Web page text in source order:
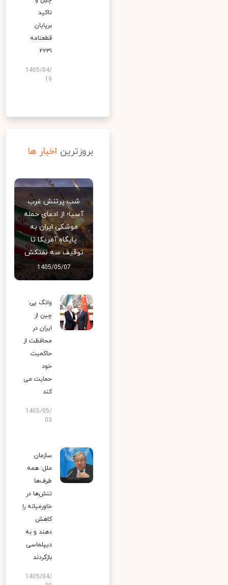
تاکید
برپایان
قطعنامه
۲۲۳۱
1405/04/
19
بروزترین اخبار ها
شب پرتنش غرب
آسیا؛ از ادعای حمله
موشکی ایران به
پایگاه آمریکا تا
توقیف سه نفتکش
1405/05/07
وانگ یی:
چین از
ایران در
محافظت از
حاکمیت
خود
حمایت می
کند
1405/05/
03
سازمان
ملل: همه
طرف‌ها
تنش‌ها در
خاورمیانه را
کاهش
دهند و به
دیپلماسی
بازگردند
1405/04/